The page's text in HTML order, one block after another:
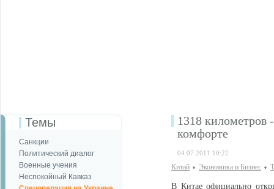
Темы
Санкции
Политический диалог
Военные учения
Неспокойный Кавказ
1318 километров
комфорте
04.07.2011 10:22
Китай Экономика и Бизнес
В Китае официально